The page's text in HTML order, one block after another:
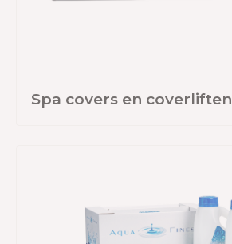
Spa covers en coverliften